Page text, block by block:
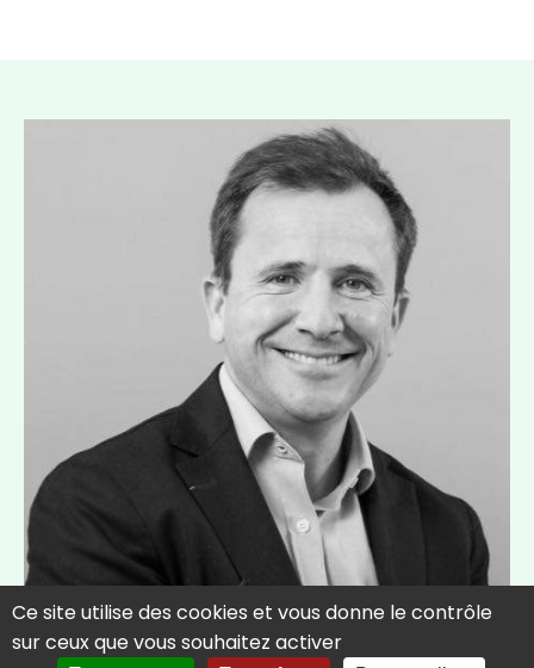
Ce site utilise des cookies et vous donne le contrôle
sur ceux que vous souhaitez activer